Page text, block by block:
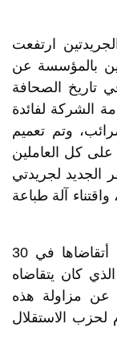
ارتفعت
بالمؤسسة عن
تاريخ الصحافة
الشركة لفائدة
وتم تعميم
على كل العاملين
الجديد لجريدتي
آلة طباعة
وكان عقد العمل حدد التعويضات التي أتقاضاها في 30
كان يتقاضاه
عن مزاولة هذه
لحزب الاستقلال